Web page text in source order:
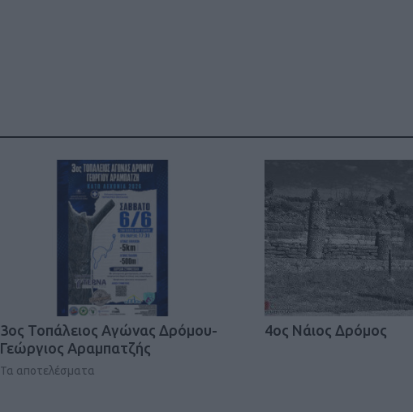
3ος Τοπάλειος Αγώνας Δρόμου-
Γεώργιος Αραμπατζής
Τα αποτελέσματα
4ος Νάιος Δρόμος